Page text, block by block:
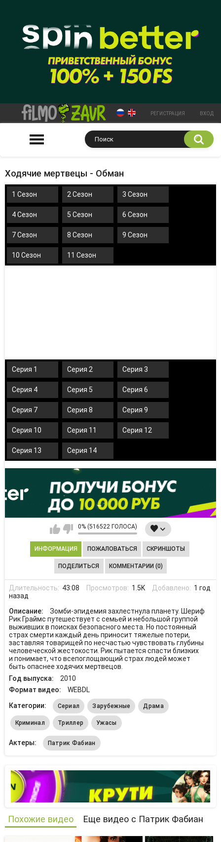
РЕГИСТРАЦИЯ ВХОД
Ходячие мертвецы - Обман
1 Сезон 2 Сезон 3 Сезон
4 Сезон 5 Сезон 6 Сезон
7 Сезон 8 Сезон 9 Сезон
10 Сезон 11 Сезон
Серия 1 Серия 2 Серия 3
Серия 4 Серия 5 Серия 6
Серия 7 Серия 8 Серия 9
Серия 10 Серия 11 Серия 12
Серия 13 Серия 14
0% (516522 ГОЛОСА)
ИНФОРМАЦИЯ ПОЖАЛОВАТЬСЯ СКРИНШОТЫ
ПОДЕЛИТЬСЯ КОММЕНТАРИИ (0)
Длительность: 43:08 Просмотров: 1.5K Добавлено: 1 год
назад
Описание:
Зомби-эпидемия захлестнула планету. Шериф
Рик Граймс путешествует с семьей и небольшой группой
выживших в поисках безопасного места. Но постоянный
страх смерти каждый день приносит тяжелые потери,
заставляя товарищей по несчастью чувствовать глубины
человеческой жестокости. Рик пытается спасти близких
и понимает, что всепоглощающий страх людей может
быть опаснее ходячих мертвецов.
Год выпуска:
2010
Формат видео:
WEBDL
Категории:
Сериал Зарубежные Драма
Криминал Триллер Ужасы
Актеры: Патрик Фабиан
Похожие видео Еще видео с Патрик Фабиан